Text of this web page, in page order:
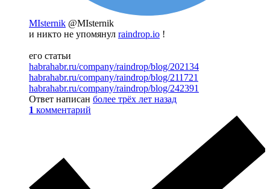
MIsternik @MIsternik
и никто не упомянул raindrop.io !
его статьи
habrahabr.ru/company/raindrop/blog/202134
habrahabr.ru/company/raindrop/blog/211721
habrahabr.ru/company/raindrop/blog/242391
Ответ написан более трёх лет назад
1 комментарий